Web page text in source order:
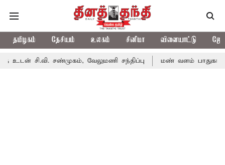
தமிழகம் தேசியம் உலகம் சினிமா விளையாட்டு
சண்முகம், வேலுமணி சந்திப்பு மண் வளம் பாதுகாக்க ரசாயன